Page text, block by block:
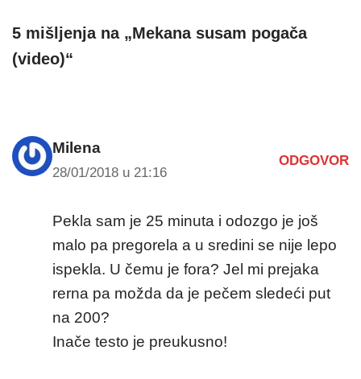
5 mišljenja na „Mekana susam pogača
(video)“
Milena
28/01/2018 u 21:16
ODGOVOR
Pekla sam je 25 minuta i odozgo je još
malo pa pregorela a u sredini se nije lepo
ispekla. U čemu je fora? Jel mi prejaka
rerna pa možda da je pečem sledeći put
na 200?
Inače testo je preukusno!